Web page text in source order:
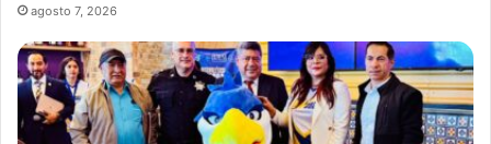
agosto 7, 2026